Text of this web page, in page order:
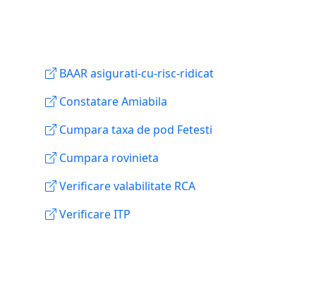
BAAR asigurati-cu-risc-ridicat
Constatare Amiabila
Cumpara taxa de pod Fetesti
Cumpara rovinieta
Verificare valabilitate RCA
Verificare ITP